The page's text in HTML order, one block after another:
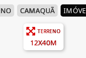
CAMAQUÃ
TERRENO
12X40M